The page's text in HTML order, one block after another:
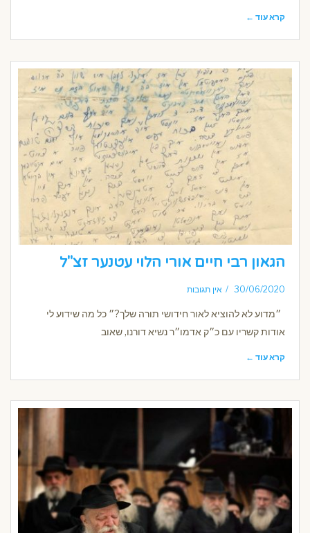
קרא עוד ←
הגאון רבי חיים אורי הלוי עטנער זצ"ל
30/06/2020 אין תגובות
״מדוע לא להוציא לאור חידושי תורה שלך?״ כל מה שידוע לי
אודות קשריו עם כ״ק אדמו״ר נשיא דורנו, שאוב
קרא עוד ←